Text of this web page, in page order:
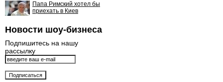
Папа Римский хотел бы
приехать в Киев
Новости шоу-бизнеса
Подпишитесь на нашу
рассылку